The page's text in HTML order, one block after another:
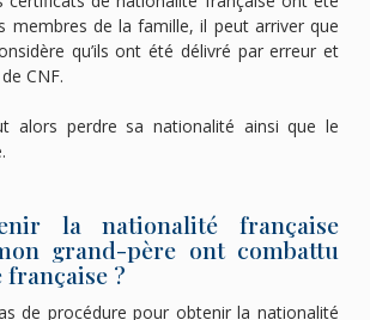
membres de la famille, il peut arriver que
qu’ils ont été délivré par erreur et
CNF.
alors perdre sa nationalité ainsi que le
la nationalité française
grand-père ont combattu
française ?
de procédure pour obtenir la nationalité